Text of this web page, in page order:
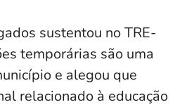
sustentou no TRE-
temporárias são uma
e alegou que
relacionado à educação